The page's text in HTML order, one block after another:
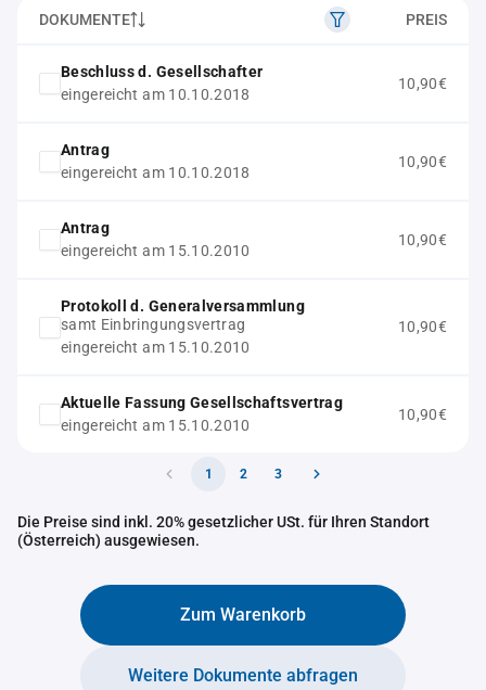
DOKUMENTE PREIS
Beschluss d. Gesellschafter
eingereicht am 10.10.2018
10,90€
Antrag
eingereicht am 10.10.2018
10,90€
Antrag
eingereicht am 15.10.2010
10,90€
Protokoll d. Generalversammlung
samt Einbringungsvertrag
eingereicht am 15.10.2010
10,90€
Aktuelle Fassung Gesellschaftsvertrag
eingereicht am 15.10.2010
10,90€
1 2 3
Die Preise sind inkl. 20% gesetzlicher USt. für Ihren Standort
(Österreich) ausgewiesen.
Zum Warenkorb
Weitere Dokumente abfragen